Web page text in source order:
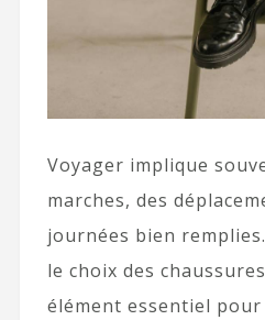
Voyager implique
marches, des
journées bien
le choix des
élément essentiel